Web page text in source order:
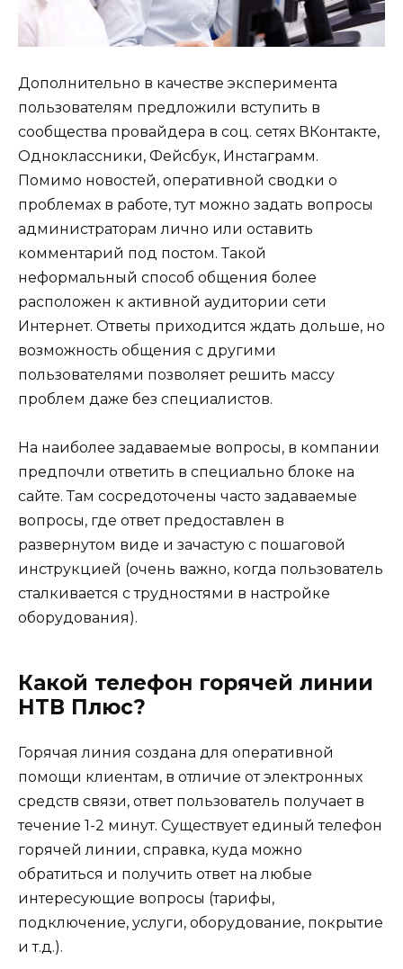
Дополнительно в качестве эксперимента
пользователям предложили вступить в
сообщества провайдера в соц. сетях ВКонтакте,
Одноклассники, Фейсбук, Инстаграмм.
Помимо новостей, оперативной сводки о
проблемах в работе, тут можно задать вопросы
администраторам лично или оставить
комментарий под постом. Такой
неформальный способ общения более
расположен к активной аудитории сети
Интернет. Ответы приходится ждать дольше, но
возможность общения с другими
пользователями позволяет решить массу
проблем даже без специалистов.
На наиболее задаваемые вопросы, в компании
предпочли ответить в специально блоке на
сайте. Там сосредоточены часто задаваемые
вопросы, где ответ предоставлен в
развернутом виде и зачастую с пошаговой
инструкцией (очень важно, когда пользователь
сталкивается с трудностями в настройке
оборудования).
Какой телефон горячей линии
НТВ Плюс?
Горячая линия создана для оперативной
помощи клиентам, в отличие от электронных
средств связи, ответ пользователь получает в
течение 1-2 минут. Существует единый телефон
горячей линии, справка, куда можно
обратиться и получить ответ на любые
интересующие вопросы (тарифы,
подключение, услуги, оборудование, покрытие
и т.д.).